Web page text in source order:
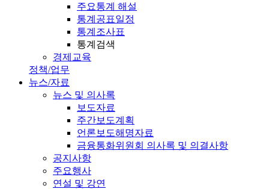
주요통계 해설
통계공표일정
통계조사표
통계검색
경제교육
정책/업무
뉴스/자료
뉴스 및 의사록
보도자료
주간보도계획
언론보도해명자료
금융통화위원회 의사록 및 의결사항
공지사항
주요행사
연설 및 강연